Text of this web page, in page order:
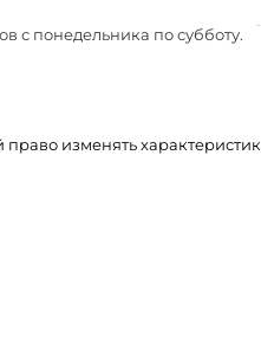
с понедельника по субботу.
право изменять